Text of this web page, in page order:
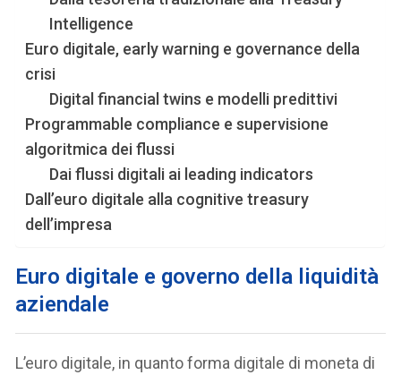
Intelligence
Euro digitale, early warning e governance della
crisi
Digital financial twins e modelli predittivi
Programmable compliance e supervisione
algoritmica dei flussi
Dai flussi digitali ai leading indicators
Dall’euro digitale alla cognitive treasury
dell’impresa
Euro digitale e governo della liquidità
aziendale
L’euro digitale, in quanto forma digitale di moneta di